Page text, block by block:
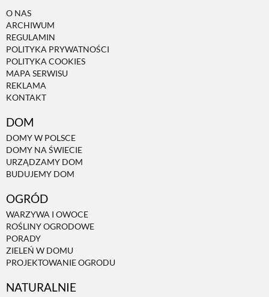
O NAS
ARCHIWUM
REGULAMIN
POLITYKA PRYWATNOŚCI
POLITYKA COOKIES
MAPA SERWISU
REKLAMA
KONTAKT
DOM
DOMY W POLSCE
DOMY NA ŚWIECIE
URZĄDZAMY DOM
BUDUJEMY DOM
OGRÓD
WARZYWA I OWOCE
ROŚLINY OGRODOWE
PORADY
ZIELEŃ W DOMU
PROJEKTOWANIE OGRODU
NATURALNIE
PRZYSTAWKI